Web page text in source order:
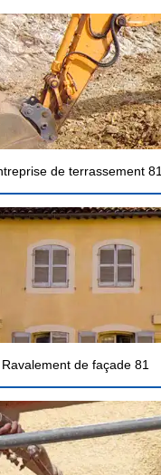
de terrassement 81
Ravalement de façade 81